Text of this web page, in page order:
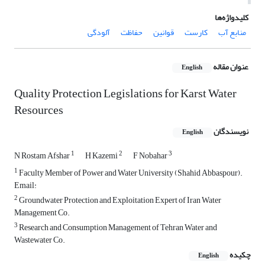
کلیدواژه‌ها
منابع آب
کارست قوانین حفاظت آلودگی
عنوان مقاله English
Quality Protection Legislations for Karst Water
Resources
نویسندگان English
N Rostam Afshar1 H Kazemi2 F Nobahar3
1Faculty Member of Power and Water University (Shahid Abbaspour).
Email:
2Groundwater Protection and Exploitation Expert of Iran Water
Management Co.
3Research and Consumption Management of Tehran Water and
Wastewater Co.
چکیده
English